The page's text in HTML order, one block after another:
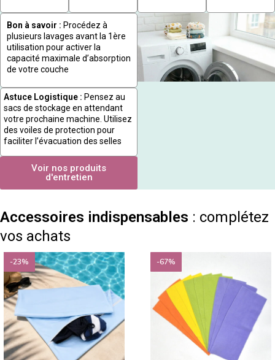
Bon à savoir : Procédez à
plusieurs lavages avant la 1ère
utilisation pour activer la
capacité maximale d’absorption
de votre couche
Astuce Logistique : Pensez au
sacs de stockage en attendant
votre prochaine machine. Utilisez
des voiles de protection pour
faciliter l’évacuation des selles
Voir nos produits
d'entretien
Accessoires indispensables : complétez
vos achats
-23% -67%